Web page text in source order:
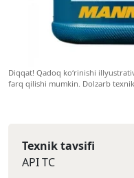
Diqqat! Qadoq ko‘rinishi
farq qilishi mumkin. Dolzarb
Texnik tavsifi
API TC